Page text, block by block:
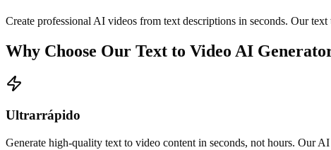
Create professional AI videos from text descriptions in seconds. Our
Why Choose Our Text to Video AI
Ultrarrápido
Generate high-quality text to video content in seconds, not hours. Our